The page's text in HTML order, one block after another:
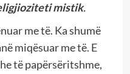
mistik.
me të. Ka shumë
miqësuar me të. E
të papërsëritshme,